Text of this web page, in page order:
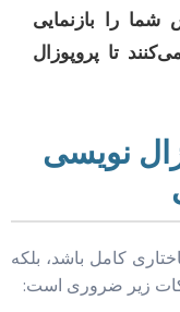
شما را بازنمایی
تا پروپوزال
نویسی
کامل باشد، بلکه
نکات زیر ضروری است: